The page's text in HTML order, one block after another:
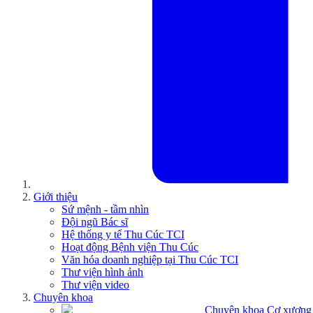
Giới thiệu
Sứ mệnh - tầm nhìn
Đội ngũ Bác sĩ
Hệ thống y tế Thu Cúc TCI
Hoạt động Bệnh viện Thu Cúc
Văn hóa doanh nghiệp tại Thu Cúc TCI
Thư viện hình ảnh
Thư viện video
Chuyên khoa
Chuyên khoa Cơ